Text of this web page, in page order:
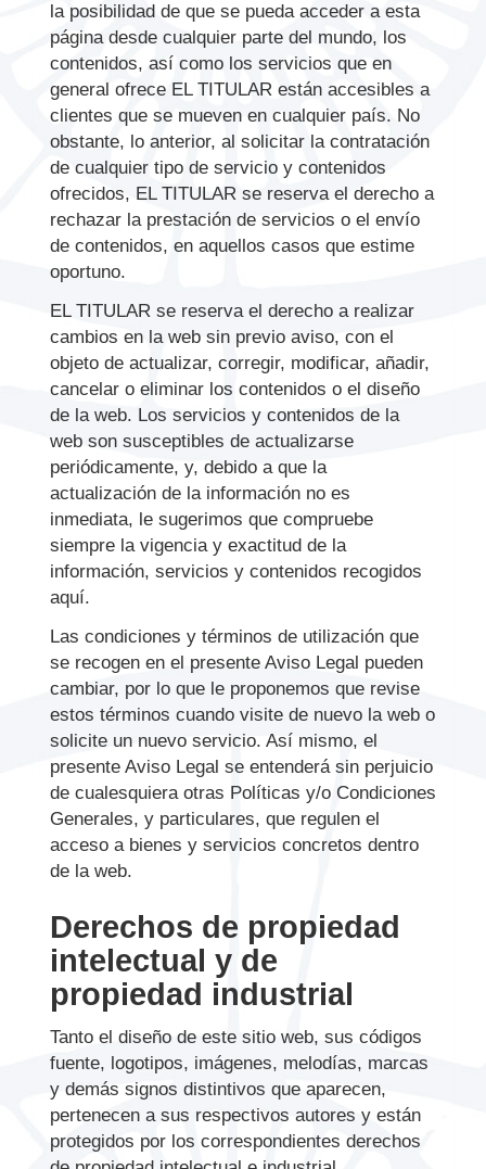
la posibilidad de que se pueda acceder a esta
página desde cualquier parte del mundo, los
contenidos, así como los servicios que en
general ofrece EL TITULAR están accesibles a
clientes que se mueven en cualquier país. No
obstante, lo anterior, al solicitar la contratación
de cualquier tipo de servicio y contenidos
ofrecidos, EL TITULAR se reserva el derecho a
rechazar la prestación de servicios o el envío
de contenidos, en aquellos casos que estime
oportuno.
EL TITULAR se reserva el derecho a realizar
cambios en la web sin previo aviso, con el
objeto de actualizar, corregir, modificar, añadir,
cancelar o eliminar los contenidos o el diseño
de la web. Los servicios y contenidos de la
web son susceptibles de actualizarse
periódicamente, y, debido a que la
actualización de la información no es
inmediata, le sugerimos que compruebe
siempre la vigencia y exactitud de la
información, servicios y contenidos recogidos
aquí.
Las condiciones y términos de utilización que
se recogen en el presente Aviso Legal pueden
cambiar, por lo que le proponemos que revise
estos términos cuando visite de nuevo la web o
solicite un nuevo servicio. Así mismo, el
presente Aviso Legal se entenderá sin perjuicio
de cualesquiera otras Políticas y/o Condiciones
Generales, y particulares, que regulen el
acceso a bienes y servicios concretos dentro
de la web.
Derechos de propiedad
intelectual y de
propiedad industrial
Tanto el diseño de este sitio web, sus códigos
fuente, logotipos, imágenes, melodías, marcas
y demás signos distintivos que aparecen,
pertenecen a sus respectivos autores y están
protegidos por los correspondientes derechos